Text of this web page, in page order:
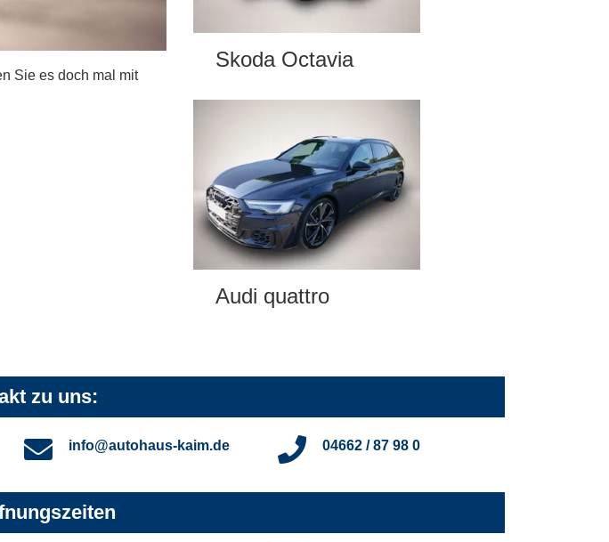
Sie es doch mal mit
Skoda Octavia
Audi quattro
zu uns:
info@autohaus-kaim.de 04662 / 87 98 0